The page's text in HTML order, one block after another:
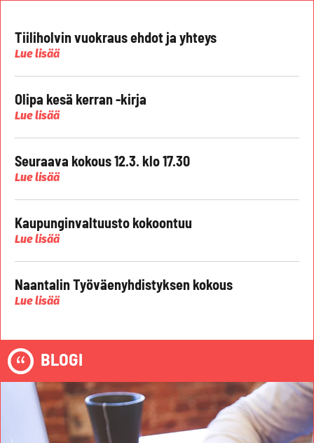
Tiiliholvin vuokraus ehdot ja yhteys
Lue lisää
Olipa kesä kerran -kirja
Lue lisää
Seuraava kokous 12.3. klo 17.30
Lue lisää
Kaupunginvaltuusto kokoontuu
Lue lisää
Naantalin Työväenyhdistyksen kokous
Lue lisää
BLOGI